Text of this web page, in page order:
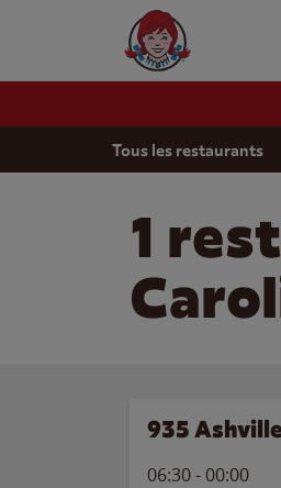
Wendy's Website
Return to NavTous les restaurants
1
935
06:30- 00:00